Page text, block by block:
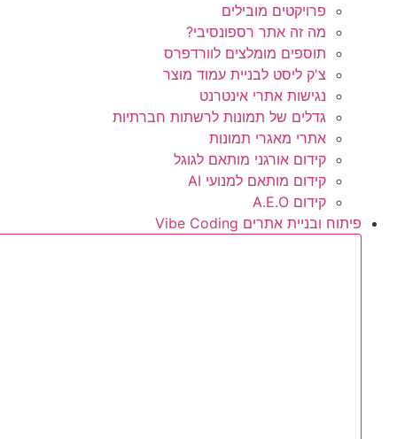
פרויקטים מובילים
מה זה אתר רספונסיבי?
תוספים מומלצים לוורדפרס
צ'ק ליסט לבניית עמוד מוצר
נגישות אתרי אינטרנט
גדלים של תמונות לרשתות חברתיות
אתרי מאגרי תמונות
קידום אורגני מותאם לגוגל
קידום מותאם למנועי AI
קידום A.E.O
פיתוח ובניית אתרים Vibe Coding